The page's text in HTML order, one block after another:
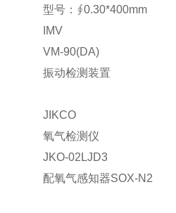
型号：∮0.30*400mm
IMV
VM-90(DA)
振动检测装置
JIKCO
氧气检测仪
JKO-02LJD3
配氧气感知器SOX-N2